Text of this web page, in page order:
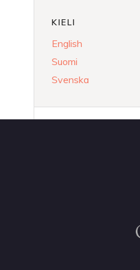
KIELI
English
Suomi
Svenska